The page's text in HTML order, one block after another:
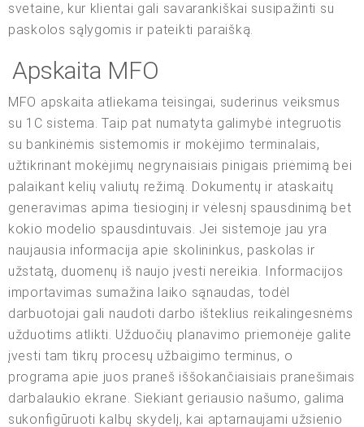
svetaine, kur klientai gali savarankiškai susipažinti su
paskolos sąlygomis ir pateikti paraišką.
Apskaita MFO
MFO apskaita atliekama teisingai, suderinus veiksmus
su 1C sistema. Taip pat numatyta galimybė integruotis
su bankinėmis sistemomis ir mokėjimo terminalais,
užtikrinant mokėjimų negrynaisiais pinigais priėmimą bei
palaikant kelių valiutų režimą. Dokumentų ir ataskaitų
generavimas apima tiesioginį ir vėlesnį spausdinimą bet
kokio modelio spausdintuvais. Jei sistemoje jau yra
naujausia informacija apie skolininkus, paskolas ir
užstatą, duomenų iš naujo įvesti nereikia. Informacijos
importavimas sumažina laiko sąnaudas, todėl
darbuotojai gali naudoti darbo išteklius reikalingesnėms
užduotims atlikti. Užduočių planavimo priemonėje galite
įvesti tam tikrų procesų užbaigimo terminus, o
programa apie juos praneš iššokančiaisiais pranešimais
darbalaukio ekrane. Siekiant geriausio našumo, galima
sukonfigūruoti kalbų skydelį, kai aptarnaujami užsienio